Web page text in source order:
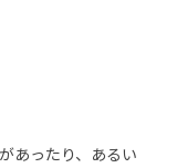
あったり、あるい